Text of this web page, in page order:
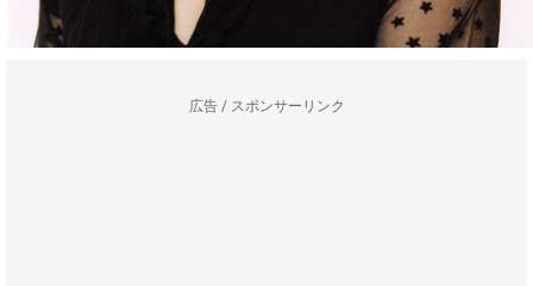
広告 / スポンサーリンク